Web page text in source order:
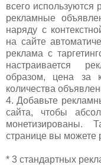
всего
рекламные
наряду с
на сайте
реклама с
настраивается
образом, цена за
количества
4. Добавьте
сайта, чтобы
монетизированы.
странице вы можете
* 3 стандартных